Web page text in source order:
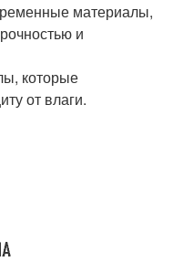
материалы,
и
которые
от влаги.